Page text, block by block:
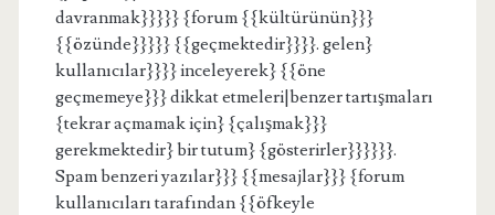
davranmak}}}}} {forum {{kültürünün}}}
{{özünde}}}}} {{geçmektedir}}}}. gelen}
kullanıcılar}}}} inceleyerek} {{öne
geçmemeye}}} dikkat etmeleri|benzer tartışmaları
{tekrar açmamak için} {çalışmak}}}
gerekmektedir} bir tutum} {gösterirler}}}}}}.
Spam benzeri yazılar}}} {{mesajlar}}} {forum
kullanıcıları tarafından {{öfkeyle